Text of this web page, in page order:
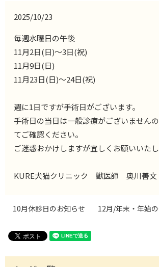
2025/10/23
毎週水曜日の午後
11月2日(日)～3日(祝)
11月9日(日)
11月23日(日)～24日(祝)
週に1日ですが手術日がございます。
手術日の当日は一般診療がございません
てご確認ください。
ご迷惑おかけしますが宜しくお願いいたし
KURE犬猫クリニック 獣医師 奥川善文
10月休診日のお知らせ 12月/年末・年始